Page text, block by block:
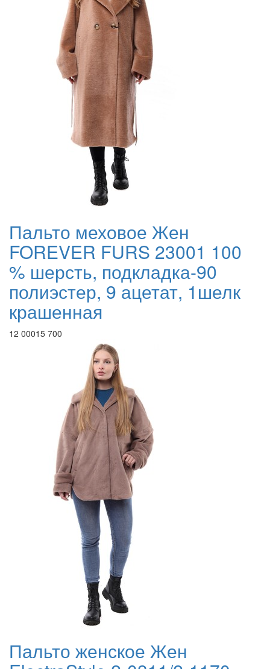
Пальто меховое Жен
FOREVER FURS 23001 100
% шерсть, подкладка-90
полиэстер, 9 ацетат, 1шелк
крашенная
12 00015 700
Пальто женское Жен